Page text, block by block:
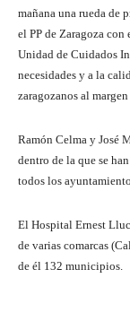
mañana una rueda de
el PP de Zaragoza
Unidad de Cuidados
necesidades y a la
zaragozanos al
Ramón Celma y José
dentro de la que se
todos los
El Hospital Ernest
de varias comarcas
de él 132 municipios.